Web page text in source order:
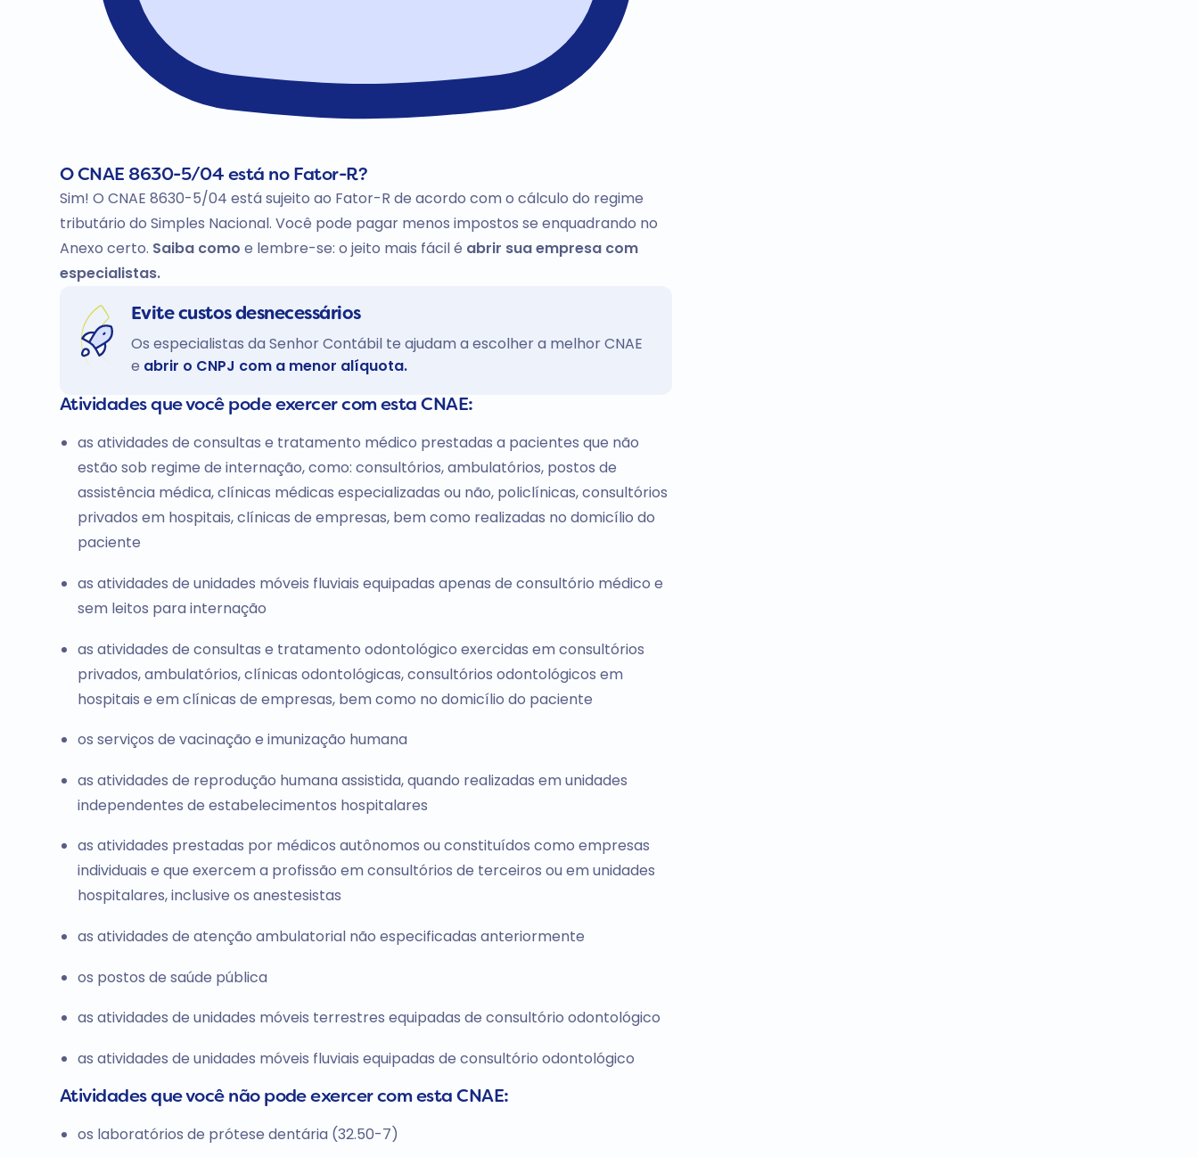
O CNAE 8630-5/04 está no Fator-R?
Sim! O CNAE 8630-5/04 está sujeito ao Fator-R de acordo com o cálculo do regime
tributário do Simples Nacional. Você pode pagar menos impostos se enquadrando no
Anexo certo. Saiba como e lembre-se: o jeito mais fácil é abrir sua empresa com
especialistas.
Evite custos desnecessários
Os especialistas da Senhor Contábil te ajudam a escolher a melhor CNAE
e abrir o CNPJ com a menor alíquota.
Atividades que você pode exercer com esta CNAE:
as atividades de consultas e tratamento médico prestadas a pacientes que não
estão sob regime de internação, como: consultórios, ambulatórios, postos de
assistência médica, clínicas médicas especializadas ou não, policlínicas, consultórios
privados em hospitais, clínicas de empresas, bem como realizadas no domicílio do
paciente
as atividades de unidades móveis fluviais equipadas apenas de consultório médico e
sem leitos para internação
as atividades de consultas e tratamento odontológico exercidas em consultórios
privados, ambulatórios, clínicas odontológicas, consultórios odontológicos em
hospitais e em clínicas de empresas, bem como no domicílio do paciente
os serviços de vacinação e imunização humana
as atividades de reprodução humana assistida, quando realizadas em unidades
independentes de estabelecimentos hospitalares
as atividades prestadas por médicos autônomos ou constituídos como empresas
individuais e que exercem a profissão em consultórios de terceiros ou em unidades
hospitalares, inclusive os anestesistas
as atividades de atenção ambulatorial não especificadas anteriormente
os postos de saúde pública
as atividades de unidades móveis terrestres equipadas de consultório odontológico
as atividades de unidades móveis fluviais equipadas de consultório odontológico
Atividades que você não pode exercer com esta CNAE:
os laboratórios de prótese dentária (32.50-7)